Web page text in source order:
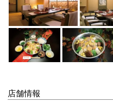
店舗情報